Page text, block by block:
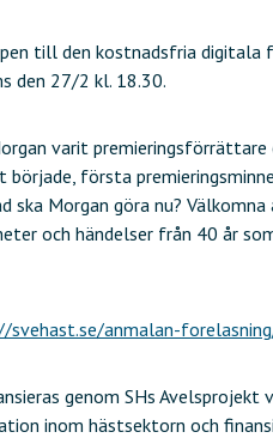
till den kostnadsfria digitala
den 27/2 kl. 18.30.
varit
första
ska Morgan göra nu?
och händelser från 40 år
svehast.se/anmalan-
genom SHs
inom hästsektorn och